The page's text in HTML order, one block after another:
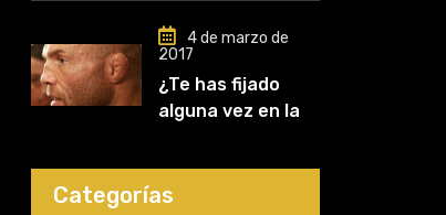
4 de marzo de
2017
¿Te has fijado
alguna vez en las
luchadores?
Categorías